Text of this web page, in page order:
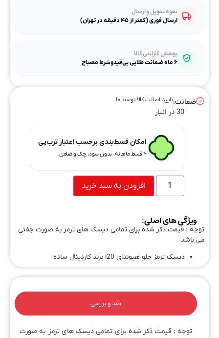
نحوه تحویل و ارسال
ارسال فوری (کمتر از ۴۵ دقیقه در تهران)
پوشش گارانتی کالا
۶ ماه ضمانت طلایی بی‌قیدوشرط مصباح
ضمانت:تایید اصالت کالا توسط ما
30 در انبار
امکان قسط‌بندی برحسب اعتبار ترب‌پی
۴ قسط ماهانه. بدون سود، چک و ضامن.
افزودن به سبد خرید
ویژگی های اصلی:
توجه : قیمت ذکر شده برای تمامی دیسک های ترمز به صورت جفتی
می باشد
دیسک ترمز جلو هیوندای i20 برند کاردینال ساده
نقد و بررسی
توجه : قیمت ذکر شده برای تمامی دیسک های ترمز به صورت